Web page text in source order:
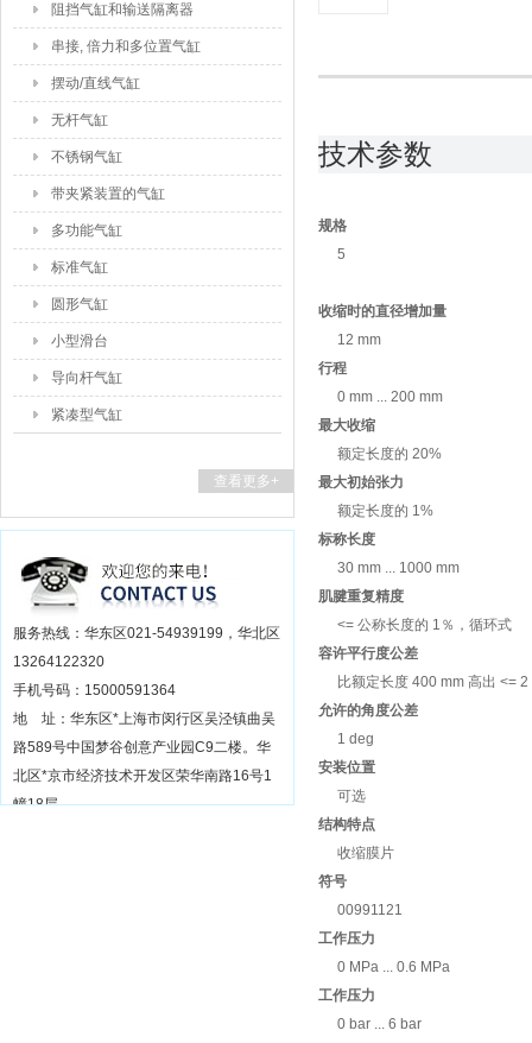
阻挡气缸和输送隔离器
串接, 倍力和多位置气缸
摆动/直线气缸
无杆气缸
不锈钢气缸
带夹紧装置的气缸
多功能气缸
标准气缸
圆形气缸
小型滑台
导向杆气缸
紧凑型气缸
查看更多+
服务热线：华东区021-54939199，华北区
13264122320
手机号码：15000591364
地 址：华东区*上海市闵行区吴泾镇曲吴
路589号中国梦谷创意产业园C9二楼。华
北区*京市经济技术开发区荣华南路16号1
幢18层
技术参数
规格
5
收缩时的直径增加量
12 mm
行程
0 mm ... 200 mm
最大收缩
额定长度的 20%
最大初始张力
额定长度的 1%
标称长度
30 mm ... 1000 mm
肌腱重复精度
<= 公称长度的 1％，循环式
容许平行度公差
比额定长度 400 mm 高出 <=
允许的角度公差
1 deg
安装位置
可选
结构特点
收缩膜片
符号
00991121
工作压力
0 MPa ... 0.6 MPa
工作压力
0 bar ... 6 bar